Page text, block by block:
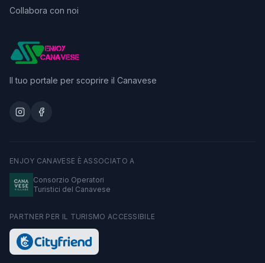
Il tuo portale per scoprire il Canavese
ENJOY CANAVESE È ASSOCIATO A
Consorzio Operatori
Turistici del Canavese
PARTNER PER IL TURISMO ACCESSIBILE
Collabora con noi